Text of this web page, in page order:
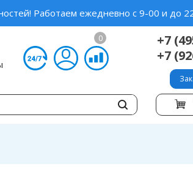
Работаем ежедневно с 9-00 и до
0
+7
+7